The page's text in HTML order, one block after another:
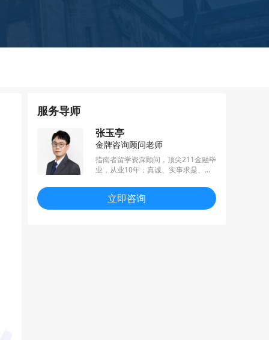
服务导师
张玉亭
金牌咨询顾问老师
指南者留学资深顾问，顶尖211金融毕
业，从业10年；真诚、实事求是、不p
立即咨询